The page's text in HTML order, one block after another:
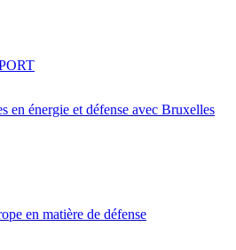
en énergie et défense avec Bruxelles
en matière de défense